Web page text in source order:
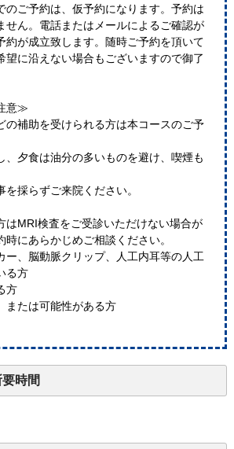
ご予約は、仮予約になります。予約は
せん。電話またはメールによるご確認が
約が成立致します。随時ご予約を頂いて
望に沿えない場合もございますので御了
意≫
の補助を受けられる方は本コースのご予
、夕食は油分の多いものを避け、喫煙も
を採らずご来院ください。
MRI検査をご受診いただけない場合が
時にあらかじめご相談ください。
ー、脳動脈クリップ、人工内耳等の人工
る方
方
または可能性がある方
時間